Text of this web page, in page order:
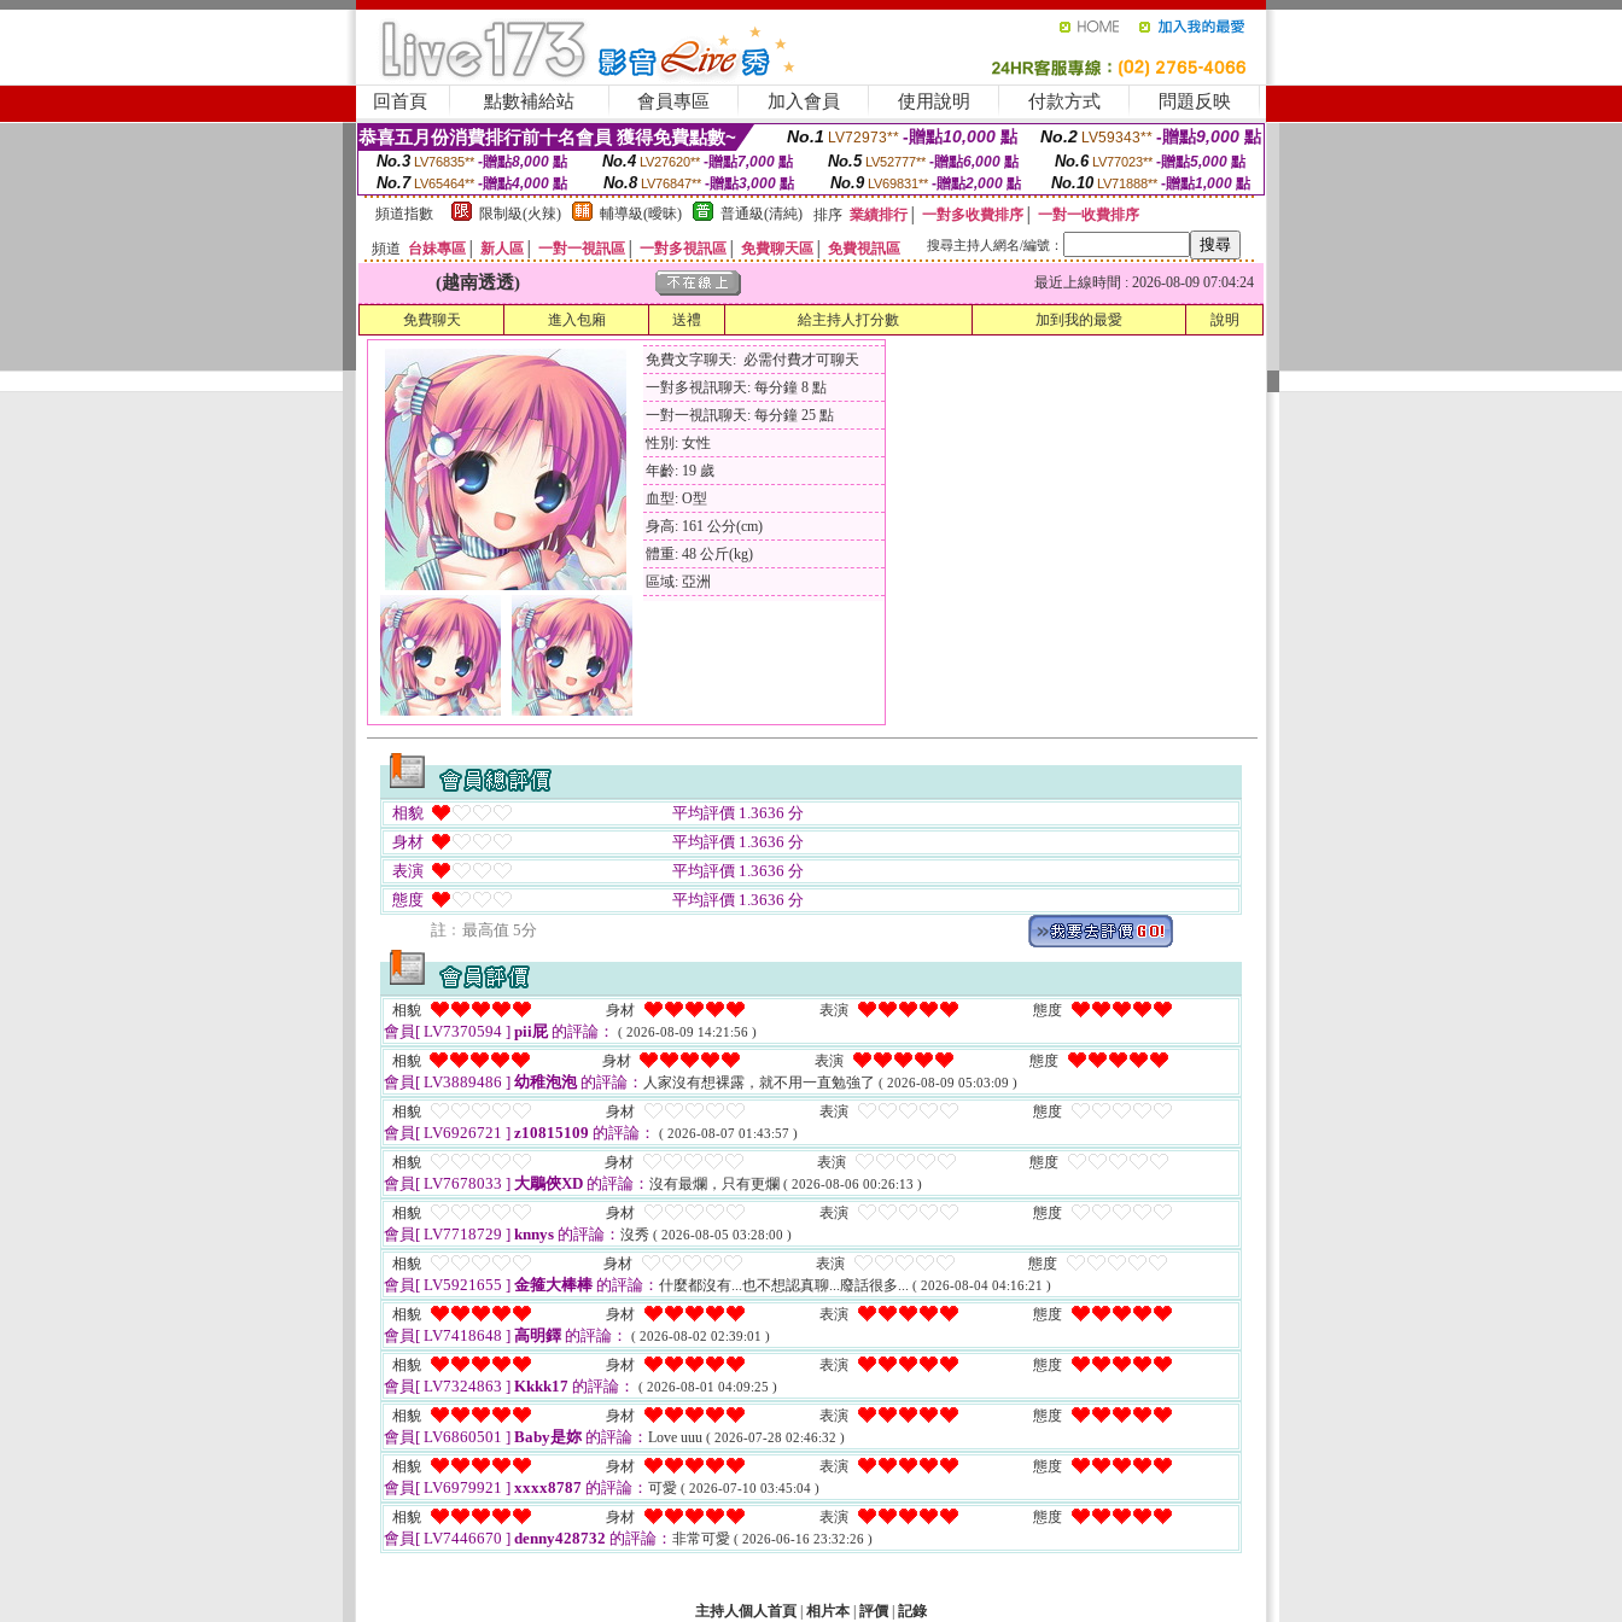
回首頁 點數補給站 會員專區 加入會員 使用說明 付款方式 問題反映
恭喜五月份消費排行前十名會員 獲得免費點數~ No.1 LV72973** -贈點10,000 點 No.2 LV59343** -贈點9,000 點
No.3 LV76835** -贈點8,000點 No.4 LV27620** -贈點7,000點 No.5 LV52777** -贈點6,000點 No.6 LV77023** -贈點5,000點
No.7 LV65464** -贈點4,000 點 No.8 LV76847** -贈點3,000 點 No.9 LV69831** -贈點2,000點 No.10 LV71888** -贈點1,000 點
頻道指數
限制級(火辣) 輔導級(曖昧) 普通級(清純) 排序 業績排行│ 一對多收費排序
一對一收費排序
頻道 台妹專區 新人區 一對一視訊區 一對多視訊區 免費聊天區 免費視訊區 搜尋主持人網名/編號：
(越南透透) 最近上線時間 : 2026-08-09 07:04:24
免費聊天 進入包廂 送禮 給主持人打分數 加到我的最愛 說明
免費文字聊天: 必需付費才可聊天
一對多視訊聊天: 每分鐘 8 點
一對一視訊聊天: 每分鐘 25 點
性別: 女性
年齡: 19 歲
血型: O型
身高: 161 公分(cm)
體重: 48 公斤(kg)
區域: 亞洲
相貌
平均評價 1.3636 分
身材
平均評價 1.3636 分
表演
平均評價 1.3636 分
態度
平均評價 1.3636 分
註﹕最高值 5分
相貌 身材 表演 態度
會員[ LV7370594 ] pii屁的評論： ( 2026-08-09 14:21:56 )
相貌 身材 表演 態度
會員[ LV3889486 ] 幼稚泡泡的評論： 人家沒有想裸露，就不用一直勉強了 ( 2026-08-09 05:03:09 )
相貌 身材 表演 態度
會員[ LV6926721 ] z10815109 的評論： ( 2026-08-07 01:43:57 )
相貌 身材 表演 態度
會員[ LV7678033 ] 大鵰俠XD 的評論： 沒有最爛，只有更爛 ( 2026-08-06 00:26:13 )
相貌 身材 表演 態度
會員[ LV7718729 ] knnys 的評論： 沒秀 ( 2026-08-05 03:28:00 )
相貌 身材 表演 態度
會員[ LV5921655 ] 金箍大棒棒 的評論： 什麼都沒有...也不想認真聊...廢話很多... ( 2026-08-04 04:16:21 )
相貌 身材 表演 態度
會員[ LV7418648 ] 高明鐸 的評論： ( 2026-08-02 02:39:01 )
相貌 身材 表演 態度
會員[ LV7324863 ] Kkkk17 的評論： ( 2026-08-01 04:09:25 )
相貌 身材 表演 態度
會員[ LV6860501 ] Baby是妳的評論： Love uuu ( 2026-07-28 02:46:32 )
相貌 身材 表演 態度
會員[ LV6979921 ] xxxx8787 的評論： 可愛 ( 2026-07-10 03:45:04 )
相貌 身材 表演 態度
會員[ LV7446670 ] denny428732 的評論： 非常可愛 ( 2026-06-16 23:32:26 )
主持人個人首頁 相片本 評價 記錄